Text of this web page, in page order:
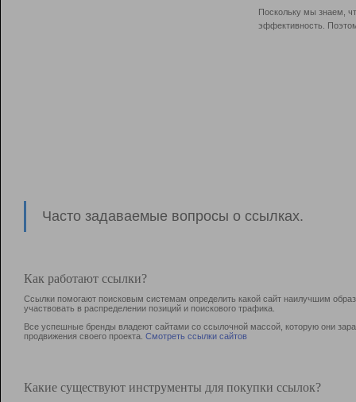
Поскольку мы знаем,
эффективность.
Часто задаваемые вопросы о ссылках.
Как работают ссылки?
Ссылки помогают поисковым системам определить какой сайт наилучшим
участвовать в раcпределении позиций и поискового трафика.
Все успешные бренды владеют сайтами со ссылочной массой, которую они
продвижения своего проекта. Смотреть ссылки сайтов
Какие существуют инструменты для покупки ссылок?